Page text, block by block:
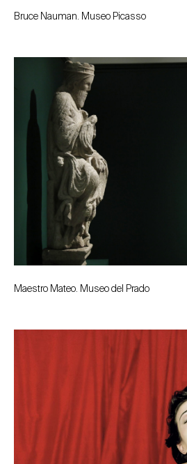
Bruce Nauman. Museo Picasso
Maestro Mateo. Museo del Prado